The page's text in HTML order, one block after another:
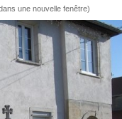
une nouvelle fenêtre)